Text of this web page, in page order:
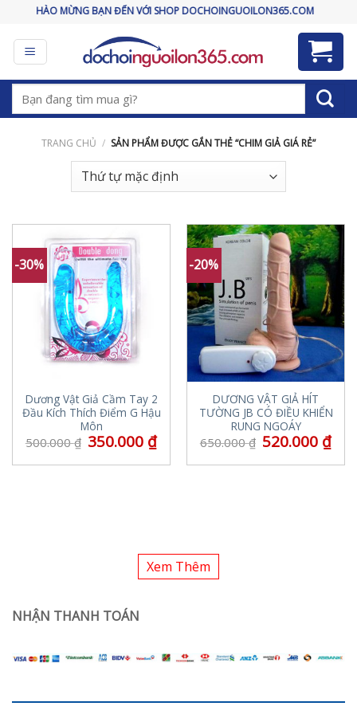
content
CHÀO MỪNG BẠN ĐẾN VỚI SHOP DOCHOINGUOILON365.COM
Tìm
kiếm:
TRANG CHỦ / SẢN PHẨM ĐƯỢC GẮN THẺ “CHIM GIẢ GIÁ RẺ”
-30%
Dương Vật Giả Cầm Tay 2
Đầu Kích Thích Điểm G Hậu
Môn
500.000₫ 350.000 ₫
-20%
DƯƠNG VẬT GIẢ HÍT
TƯỜNG JB CÓ ĐIỀU KHIỂN
RUNG NGOÁY
650.000₫ 520.000 ₫
Xem Thêm
NHẬN THANH TOÁN